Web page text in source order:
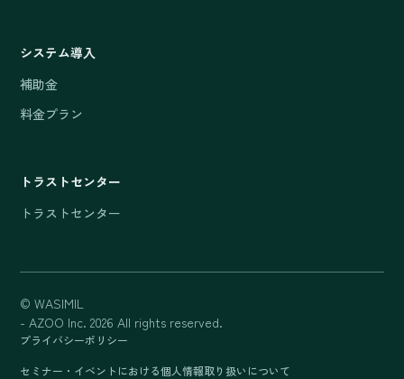
システム導入
補助金
料金プラン
トラストセンター
トラストセンター
© WASIMIL
- AZOO Inc. 2026 All rights reserved.
プライバシーポリシー
セミナー・イベントにおける個人情報取り扱いについて